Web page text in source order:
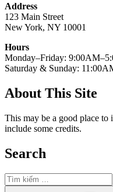
Address
123 Main Street
New York, NY 10001
Hours
Monday–Friday:
Saturday & Sunday:
About This Site
This may be a good place
include some credits.
Search
Tìm
kiếm: